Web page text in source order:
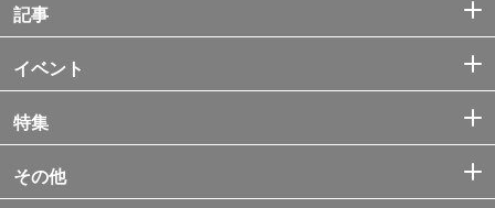
記事
イベント
特集
その他